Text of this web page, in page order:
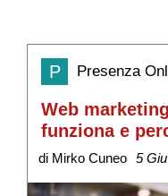
P Presenza
Web
funziona e
di Mirko Cuneo 5